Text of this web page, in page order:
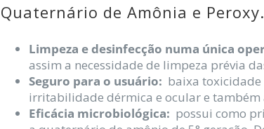
Quaternário de Amônia e Peroxy.
Limpeza e desinfecção numa única
assim a necessidade de limpeza prévia
Seguro para o usuário: baixa toxicidade
irritabilidade dérmica e ocular e também
Eficácia microbiológica: possui como